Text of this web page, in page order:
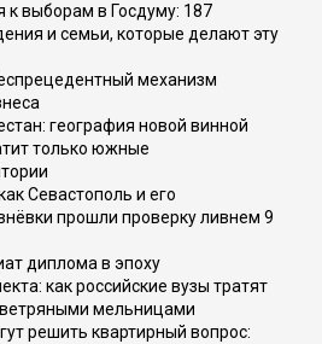
к выборам в Госдуму: 187
и семьи, которые делают эту
механизм
география новой винной
только южные
Севастополь и его
прошли проверку ливнем 9
диплома в эпоху
как российские вузы тратят
мельницами
решить квартирный вопрос: